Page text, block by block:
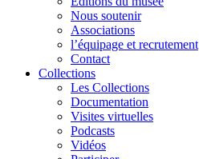
Nous soutenir
Associations
l’équipage et recrutement
Contact
Collections
Les Collections
Documentation
Visites virtuelles
Podcasts
Vidéos